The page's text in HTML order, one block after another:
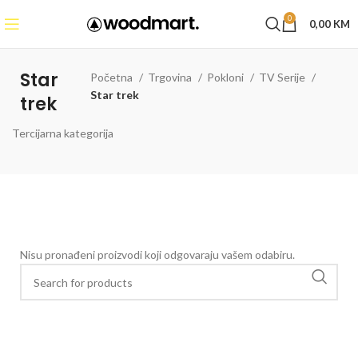
0 0,00 KM
Star
trek
Početna Trgovina Pokloni
TV Serije
Star trek
Tercijarna kategorija
Nisu pronađeni proizvodi koji odgovaraju vašem odabiru.